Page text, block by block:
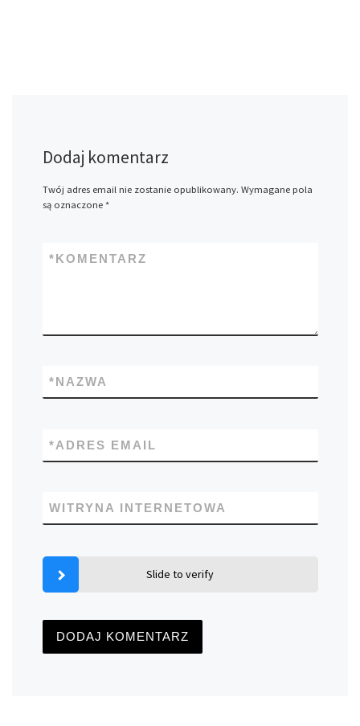
Dodaj komentarz
Twój adres email nie zostanie opublikowany. Wymagane pola
są oznaczone *
KOMENTARZ
*
NAZWA
*
ADRES EMAIL
*
WITRYNA INTERNETOWA
Slide to verify